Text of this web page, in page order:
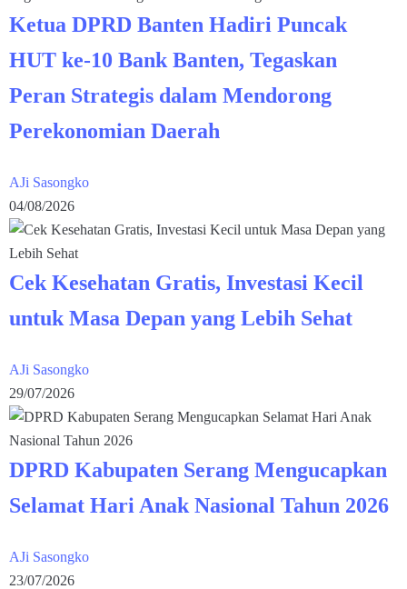
Ketua DPRD Banten Hadiri Puncak
HUT ke-10 Bank Banten, Tegaskan
Peran Strategis dalam Mendorong
Perekonomian Daerah
AJi Sasongko
04/08/2026
Cek Kesehatan Gratis, Investasi Kecil
untuk Masa Depan yang Lebih Sehat
AJi Sasongko
29/07/2026
DPRD Kabupaten Serang Mengucapkan
Selamat Hari Anak Nasional Tahun 2026
AJi Sasongko
23/07/2026